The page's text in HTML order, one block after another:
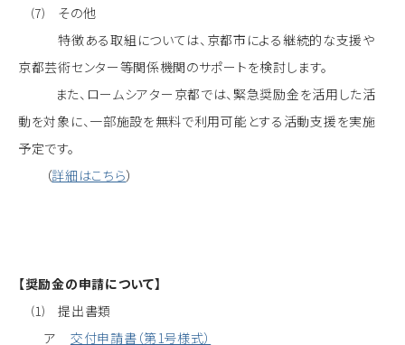
⑺ その他
特徴ある取組については、京都市による継続的な支援や
京都芸術センター等関係機関のサポートを検討します。
また、ロームシアター京都では、緊急奨励金を活用した活
動を対象に、一部施設を無料で利用可能とする活動支援を実施
予定です。
（詳細はこちら）
【奨励金の申請について】
⑴ 提出書類
ア 交付申請書（第1号様式）